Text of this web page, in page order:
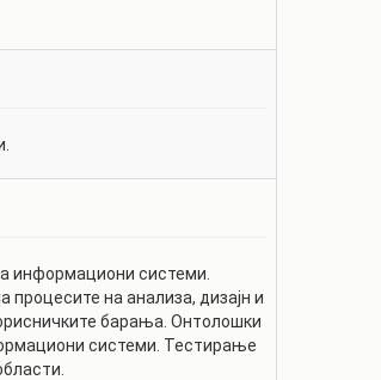
информациони системи.
на анализа, дизајн и
барања. Онтолошки
системи. Тестирање